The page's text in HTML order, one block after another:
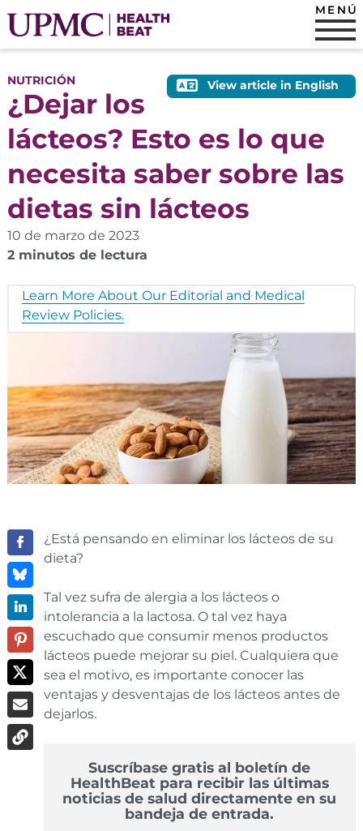
MENÚ
View article in English
NUTRICIÓN
¿Dejar los
lácteos? Esto es lo que
necesita saber sobre las
dietas sin lácteos
10 de marzo de 2023
2 minutos de lectura
Learn More About Our Editorial and Medical
Review Policies.
¿Está pensando en eliminar los lácteos de su
dieta?
Tal vez sufra de alergia a los lácteos o
intolerancia a la lactosa. O tal vez haya
escuchado que consumir menos productos
lácteos puede mejorar su piel. Cualquiera que
sea el motivo, es importante conocer las
ventajas y desventajas de los lácteos antes de
dejarlos.
Suscríbase gratis al boletín de
HealthBeat para recibir las últimas
noticias de salud directamente en su
bandeja de entrada.